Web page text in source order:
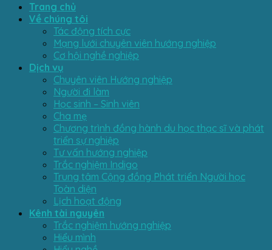
Trang chủ
Về chúng tôi
Tác động tích cực
Mạng lưới chuyên viên hướng nghiệp
Cơ hội nghề nghiệp
Dịch vụ
Chuyên viên Hướng nghiệp
Người đi làm
Học sinh – Sinh viên
Cha mẹ
Chương trình đồng hành du học thạc sĩ và phát
triển sự nghiệp
Tư vấn hướng nghiệp
Trắc nghiệm Indigo
Trung tâm Cộng đồng Phát triển Người học
Toàn diện
Lịch hoạt động
Kênh tài nguyên
Trắc nghiệm hướng nghiệp
Hiểu mình